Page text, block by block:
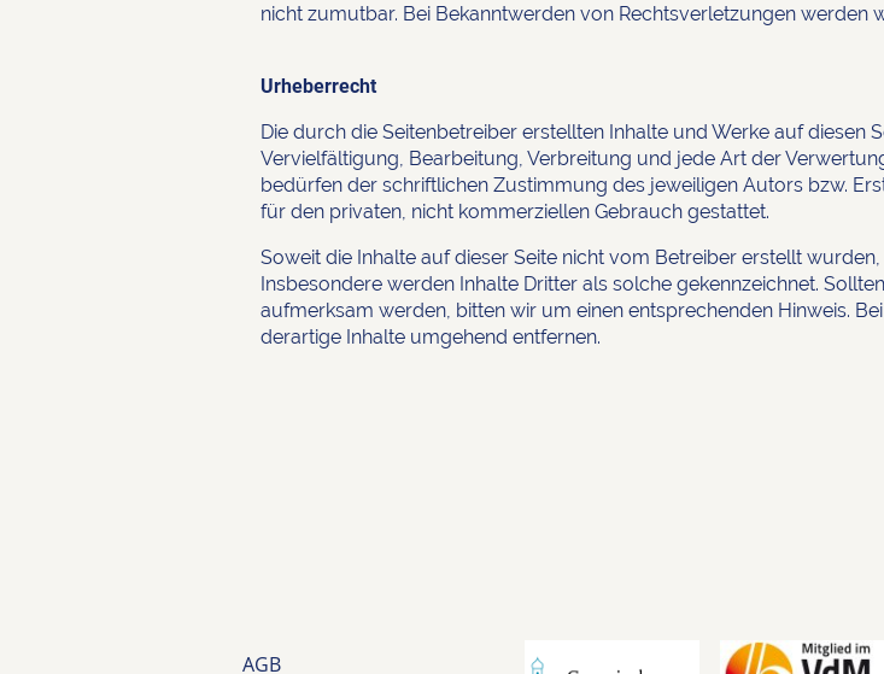
nicht zumutbar. Bei Bekanntwerden von Rechtsverletzungen werden
Urheberrecht
Die durch die Seitenbetreiber erstellten Inhalte und Werke auf diesen
Vervielfältigung, Bearbeitung, Verbreitung und jede Art der
bedürfen der schriftlichen Zustimmung des jeweiligen Autors bzw.
für den privaten, nicht kommerziellen Gebrauch gestattet.
Soweit die Inhalte auf dieser Seite nicht vom Betreiber erstellt
Insbesondere werden Inhalte Dritter als solche gekennzeichnet.
aufmerksam werden, bitten wir um einen entsprechenden Hinweis.
derartige Inhalte umgehend entfernen.
AGB